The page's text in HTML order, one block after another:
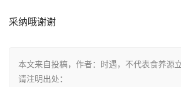
采纳哦谢谢
本文来自投稿，作者：时遇，不代表食养源
请注明出处：